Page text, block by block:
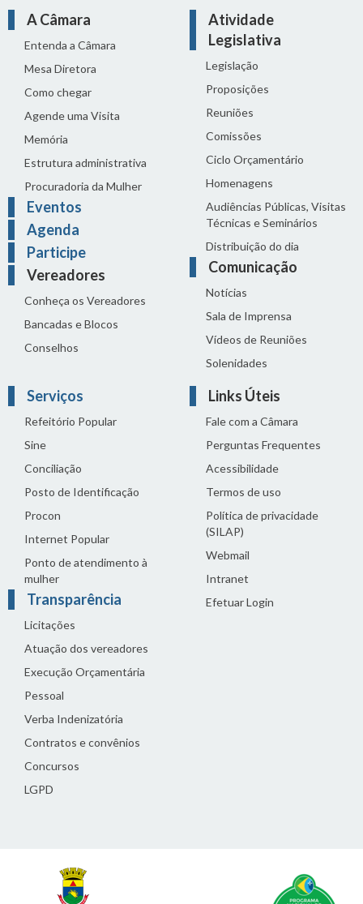
A Câmara
Entenda a Câmara
Mesa Diretora
Como chegar
Agende uma Visita
Memória
Estrutura administrativa
Procuradoria da Mulher
Eventos
Agenda
Participe
Vereadores
Conheça os Vereadores
Bancadas e Blocos
Conselhos
Atividade
Legislativa
Legislação
Proposições
Reuniões
Comissões
Ciclo Orçamentário
Homenagens
Audiências Públicas, Visitas
Técnicas e Seminários
Distribuição do dia
Comunicação
Notícias
Sala de Imprensa
Vídeos de Reuniões
Solenidades
Serviços
Refeitório Popular
Sine
Conciliação
Posto de Identificação
Procon
Internet Popular
Ponto de atendimento à
mulher
Transparência
Licitações
Atuação dos vereadores
Execução Orçamentária
Pessoal
Verba Indenizatória
Contratos e convênios
Concursos
LGPD
Links Úteis
Fale com a Câmara
Perguntas Frequentes
Acessibilidade
Termos de uso
Política de privacidade
(SILAP)
Webmail
Intranet
Efetuar Login